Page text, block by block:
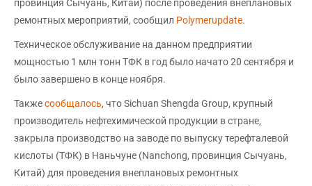
провинция Сычуань, Китай) после проведения внеплановых
ремонтных мероприятий, сообщил Polymerupdate.
Техническое обслуживание на данном предприятии
мощностью 1 млн тонн ТФК в год было начато 20 сентября и
было завершено в конце ноября.
Такжесообщалось, что Sichuan Shengda Group, крупный
производитель нефтехимической продукции в стране,
закрыла производство на заводе по выпуску терефталевой
кислоты (ТФК) в Наньчуне (Nanchong, провинция Сычуань,
Китай) для проведения внеплановых ремонтных